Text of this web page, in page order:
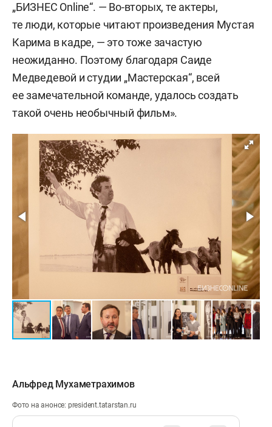
„БИЗНЕС Online“. — Во-вторых, те актеры,
те люди, которые читают произведения Мустая
Карима в кадре, — это тоже зачастую
неожиданно. Поэтому благодаря Саиде
Медведевой и студии „Мастерская“, всей
ее замечательной команде, удалось создать
такой очень необычный фильм».
Альфред Мухаметрахимов
Фото на анонсе: president.tatarstan.ru